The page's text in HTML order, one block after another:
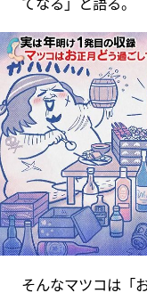
そんなマツコは「